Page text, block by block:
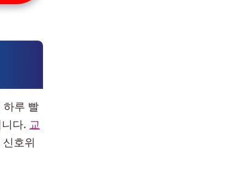
하루 빨
다. 교
호위